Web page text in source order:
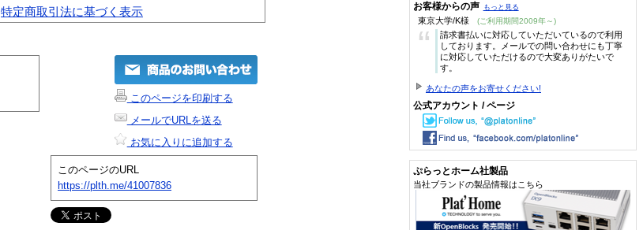
特定商取引法に基づく表示
このページを印刷する
メールでURLを送る
お気に入りに追加する
このページのURL
https://plth.me/41007836
お客様からの声 もっと見る
東京大学/K様 (ご利用期間2009年～)
“
請求書払いに対応していただいているので利用
しております。メールでの問い合わせにも丁寧
に対応していただけるので大変ありがたいで
す。
あなたの声をお寄せください!
公式アカウント / ページ
ぷらっとホーム社製品
当社ブランドの製品情報はこちら